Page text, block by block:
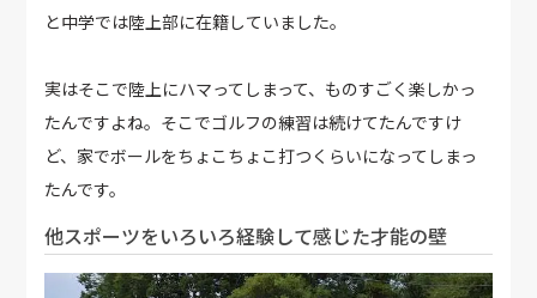
と中学では陸上部に在籍していました。
実はそこで陸上にハマってしまって、ものすごく楽しかっ
たんですよね。そこでゴルフの練習は続けてたんですけ
ど、家でボールをちょこちょこ打つくらいになってしまっ
たんです。
他スポーツをいろいろ経験して感じた才能の壁